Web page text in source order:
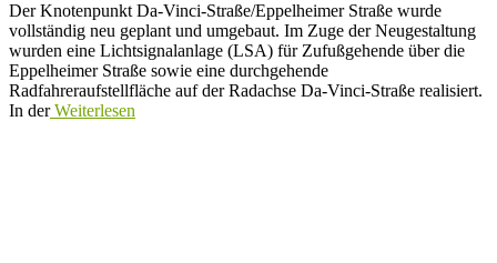
Der Knotenpunkt Da-Vinci-Straße/Eppelheimer Straße wurde
vollständig neu geplant und umgebaut. Im Zuge der Neugestaltung
wurden eine Lichtsignalanlage (LSA) für Zufußgehende über die
Eppelheimer Straße sowie eine durchgehende
Radfahreraufstellfläche auf der Radachse Da-Vinci-Straße realisiert.
In derWeiterlesen